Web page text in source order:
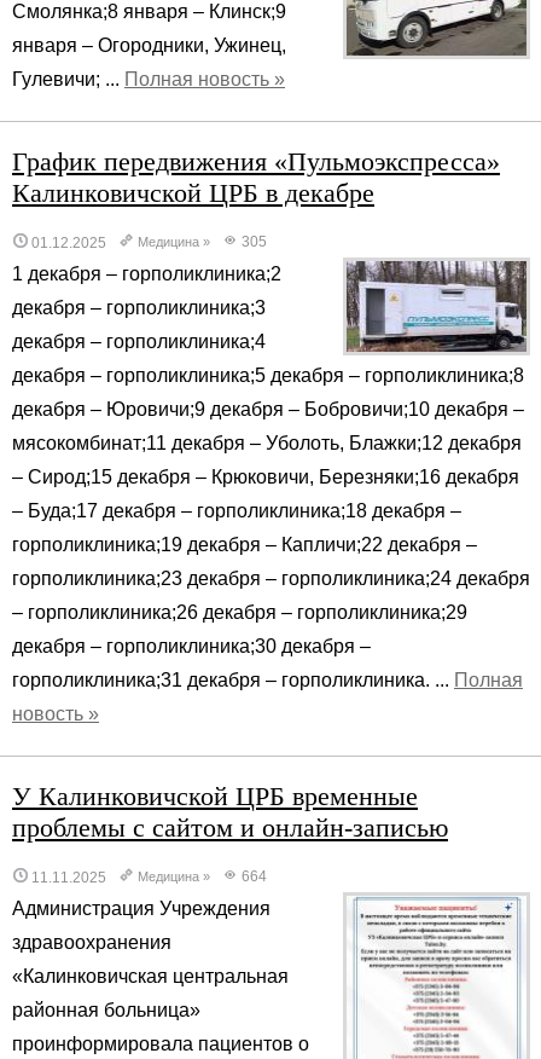
Смолянка;8 января – Клинск;9
января – Огородники, Ужинец,
Гулевичи; ... Полная новость »
График передвижения «Пульмоэкспресса»
Калинковичской ЦРБ в декабре
01.12.2025 Медицина » 305
1 декабря – горполиклиника;2
декабря – горполиклиника;3
декабря – горполиклиника;4
декабря – горполиклиника;5 декабря – горполиклиника;8
декабря – Юровичи;9 декабря – Бобровичи;10 декабря –
мясокомбинат;11 декабря – Уболоть, Блажки;12 декабря
– Сирод;15 декабря – Крюковичи, Березняки;16 декабря
– Буда;17 декабря – горполиклиника;18 декабря –
горполиклиника;19 декабря – Капличи;22 декабря –
горполиклиника;23 декабря – горполиклиника;24 декабря
– горполиклиника;26 декабря – горполиклиника;29
декабря – горполиклиника;30 декабря –
горполиклиника;31 декабря – горполиклиника. ... Полная
новость »
У Калинковичской ЦРБ временные
проблемы с сайтом и онлайн-записью
11.11.2025 Медицина » 664
Администрация Учреждения
здравоохранения
«Калинковичская центральная
районная больница»
проинформировала пациентов о